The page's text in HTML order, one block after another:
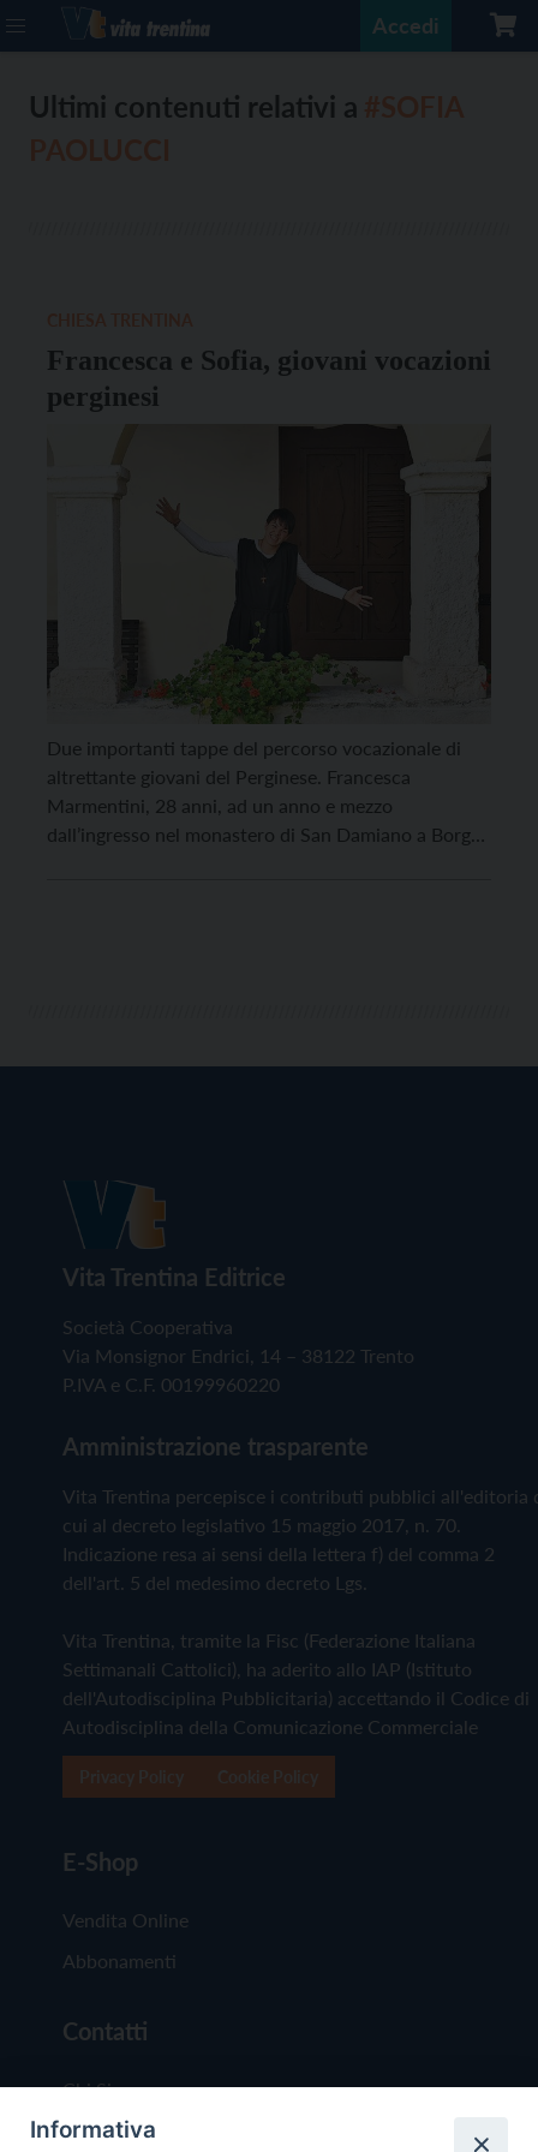
Accedi
Ultimi contenuti relativi a
Francesca e Sofia, giovani vocazioni
perginesi
Due importanti tappe del percorso vocazionale di
altrettante giovani del Perginese. Francesca
Marmentini, 28 anni, ad un anno e mezzo
dall’ingresso nel monastero di San Damiano a Borgo
Vita Trentina Editrice
Società Cooperativa
Via Monsignor Endrici, 14 – 38122 Trento
P.IVA e C.F. 00199960220
Amministrazione trasparente
Vita Trentina percepisce i contributi pubblici all'editoria
cui al decreto legislativo 15 maggio 2017, n. 70.
Indicazione resa ai sensi della lettera f) del comma 2
dell'art. 5 del medesimo decreto Lgs.
Vita Trentina, tramite la Fisc (Federazione Italiana
Settimanali Cattolici), ha aderito allo IAP (Istituto
dell'Autodisciplina Pubblicitaria) accettando il Codice di
Autodisciplina della Comunicazione Commerciale
E-Shop
Vendita Online
Abbonamenti
Contatti
Chi Siamo
Redazione
Informativa